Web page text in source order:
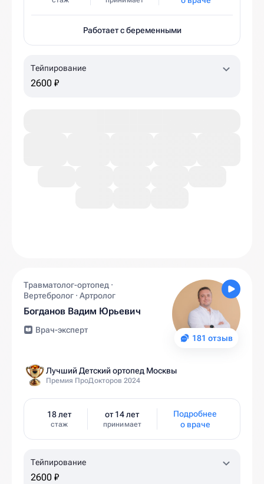
Работает с беременными
Тейпирование
2600 ₽
181 отзыв
Травматолог-ортопед ·
Вертебролог · Артролог
Богданов Вадим Юрьевич
Врач-эксперт
Лучший Детский ортопед Москвы
Премия ПроДокторов 2024
18 лет
стаж
от 14 лет
принимает
Подробнее
о враче
Тейпирование
2600 ₽